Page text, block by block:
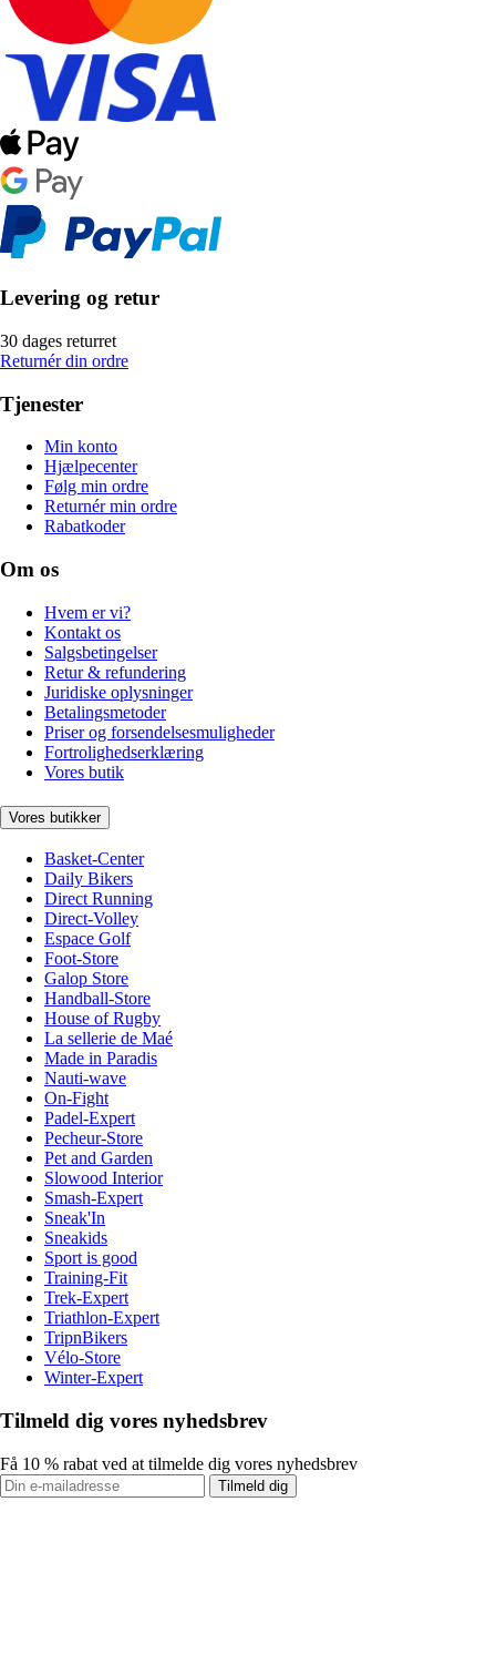
Levering og retur
30 dages returret
Returnér din ordre
Tjenester
Min konto
Hjælpecenter
Følg min ordre
Returnér min ordre
Rabatkoder
Om os
Hvem er vi?
Kontakt os
Salgsbetingelser
Retur & refundering
Juridiske oplysninger
Betalingsmetoder
Priser og forsendelsesmuligheder
Fortrolighedserklæring
Vores butik
Vores butikker
Basket-Center
Daily Bikers
Direct Running
Direct-Volley
Espace Golf
Foot-Store
Galop Store
Handball-Store
House of Rugby
La sellerie de Maé
Made in Paradis
Nauti-wave
On-Fight
Padel-Expert
Pecheur-Store
Pet and Garden
Slowood Interior
Smash-Expert
Sneak'In
Sneakids
Sport is good
Training-Fit
Trek-Expert
Triathlon-Expert
TripnBikers
Vélo-Store
Winter-Expert
Tilmeld dig vores nyhedsbrev
Få 10 % rabat ved at tilmelde dig vores nyhedsbrev
Tilmeld dig